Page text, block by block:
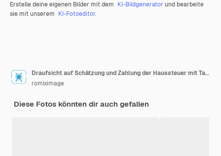
Erstelle deine eigenen Bilder mit dem KI-Bildgenerator und bearbeite
sie mit unserem KI-Fotoeditor.
Draufsicht auf Schätzung und Zahlung der Haussteuer mit Taschenrechner und Kreditkarte aus dem Internet.
romiximage
Diese Fotos könnten dir auch gefallen